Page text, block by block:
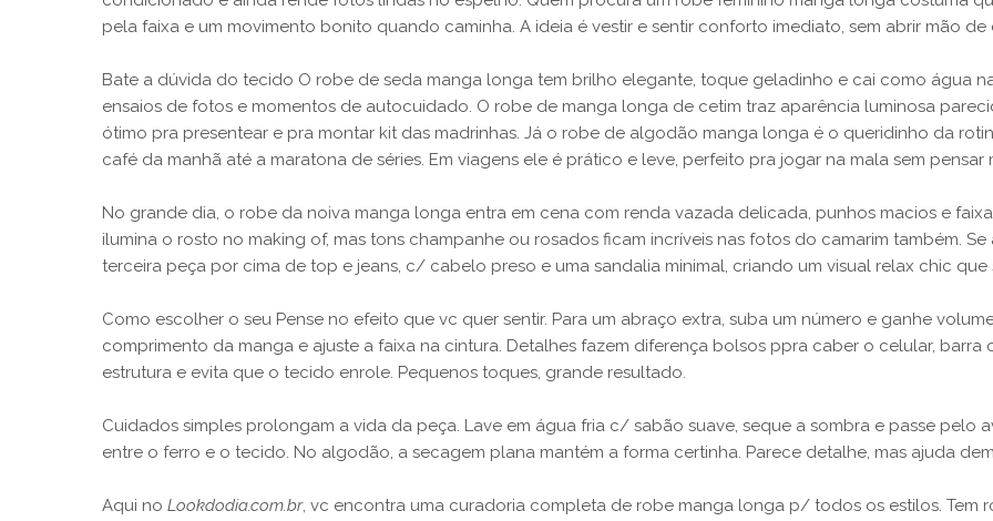
pela faixa e um movimento bonito quando caminha. A ideia é vestir e sentir conforto imediato, sem abrir mão de
Bate a dúvida do tecido O robe de seda manga longa tem brilho elegante, toque geladinho e cai como água
ensaios de fotos e momentos de autocuidado. O robe de manga longa de cetim traz aparência luminosa
ótimo pra presentear e pra montar kit das madrinhas. Já o robe de algodão manga longa é o queridinho da
café da manhã até a maratona de séries. Em viagens ele é prático e leve, perfeito pra jogar na mala sem pensar
No grande dia, o robe da noiva manga longa entra em cena com renda vazada delicada, punhos macios e
ilumina o rosto no making of, mas tons champanhe ou rosados ficam incríveis nas fotos do camarim também.
terceira peça por cima de top e jeans, c/ cabelo preso e uma sandalia minimal, criando um visual relax chic
Como escolher o seu Pense no efeito que vc quer sentir. Para um abraço extra, suba um número e ganhe
comprimento da manga e ajuste a faixa na cintura. Detalhes fazem diferença bolsos ppra caber o celular,
estrutura e evita que o tecido enrole. Pequenos toques, grande resultado.
Cuidados simples prolongam a vida da peça. Lave em água fria c/ sabão suave, seque a sombra e passe pelo
entre o ferro e o tecido. No algodão, a secagem plana mantém a forma certinha. Parece detalhe, mas ajuda
Aqui no Lookdodia.com.br, vc encontra uma curadoria completa de robe manga longa p/ todos os estilos. Tem